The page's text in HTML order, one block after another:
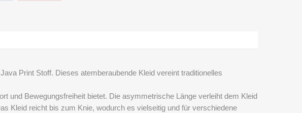
Print Stoff. Dieses atemberaubende Kleid vereint traditionelles
und Bewegungsfreiheit bietet. Die asymmetrische Länge verleiht dem Kleid
Kleid reicht bis zum Knie, wodurch es vielseitig und für verschiedene